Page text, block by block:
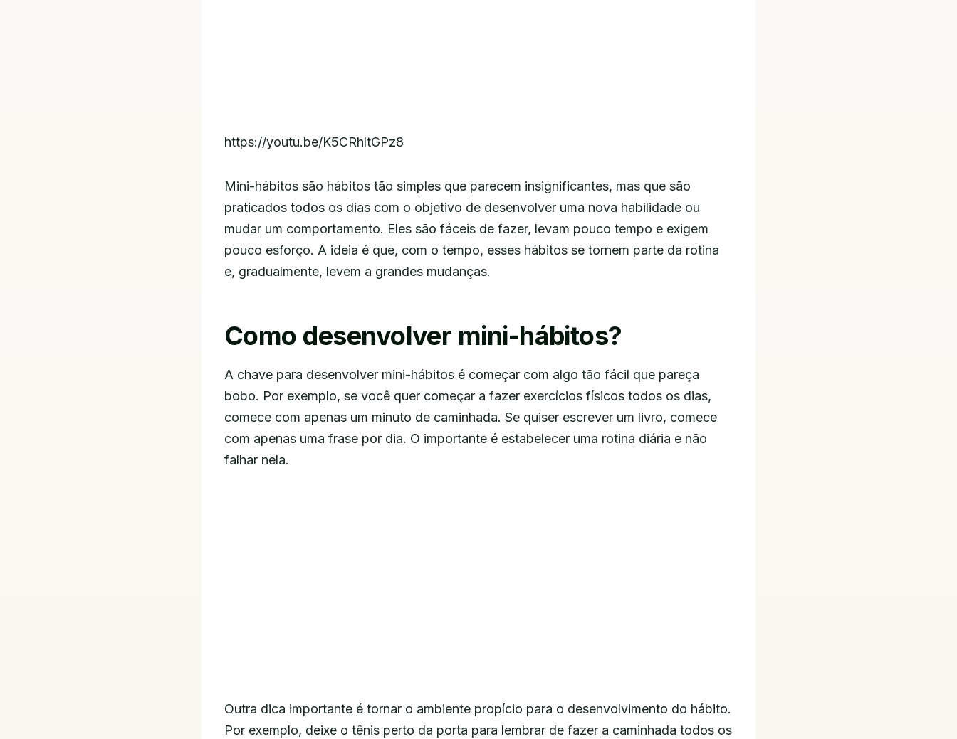
https://youtu.be/K5CRhltGPz8
Mini-hábitos são hábitos tão simples que parecem insignificantes, mas que são
praticados todos os dias com o objetivo de desenvolver uma nova habilidade ou
mudar um comportamento. Eles são fáceis de fazer, levam pouco tempo e exigem
pouco esforço. A ideia é que, com o tempo, esses hábitos se tornem parte da rotina
e, gradualmente, levem a grandes mudanças.
Como desenvolver mini-hábitos?
A chave para desenvolver mini-hábitos é começar com algo tão fácil que pareça
bobo. Por exemplo, se você quer começar a fazer exercícios físicos todos os dias,
comece com apenas um minuto de caminhada. Se quiser escrever um livro, comece
com apenas uma frase por dia. O importante é estabelecer uma rotina diária e não
falhar nela.
Outra dica importante é tornar o ambiente propício para o desenvolvimento do hábito.
Por exemplo, deixe o tênis perto da porta para lembrar de fazer a caminhada todos os